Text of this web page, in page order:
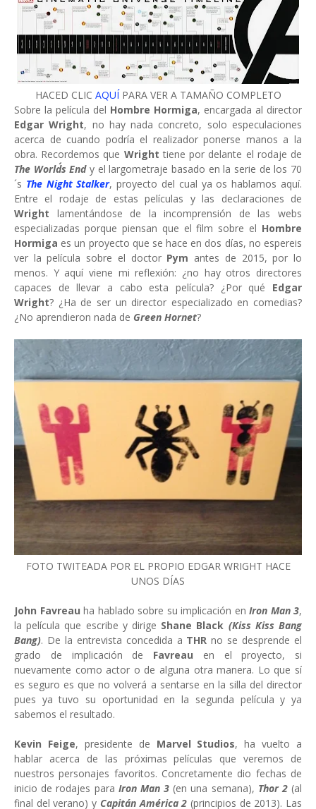
HACED CLIC AQUÍ PARA VER A TAMAÑO COMPLETO
Sobre la película del Hombre Hormiga, encargada al director
Edgar Wright, no hay nada concreto, solo especulaciones
acerca de cuando podría el realizador ponerse manos a la
obra. Recordemos que Wrighttiene por delante el rodaje de
The World´s Endy el largometraje basado en la serie de los 70
´s The Night Stalker, proyecto del cual ya os hablamos aquí.
Entre el rodaje de estas películas y las declaraciones de
Wright lamentándose de la incomprensión de las webs
especializadas porque piensan que el film sobre el Hombre
Hormiga es un proyecto que se hace en dos días, no espereis
ver la película sobre el doctor Pym antes de 2015, por lo
menos. Y aquí viene mi reflexión: ¿no hay otros directores
capaces de llevar a cabo esta película? ¿Por qué Edgar
Wright? ¿Ha de ser un director especializado en comedias?
¿No aprendieron nada de Green Hornet?
FOTO TWITEADA POR EL PROPIO EDGAR WRIGHT HACE
UNOS DÍAS
John Favreau ha hablado sobre su implicación en Iron Man 3,
la película que escribe y dirige Shane Black (Kiss Kiss Bang
Bang). De la entrevista concedida a THRno se desprende el
grado de implicación de Favreau en el proyecto, si
nuevamente como actor o de alguna otra manera. Lo que sí
es seguro es que no volverá a sentarse en la silla del director
pues ya tuvo su oportunidad en la segunda película y ya
sabemos el resultado.
Kevin Feige, presidente de Marvel Studios, ha vuelto a
hablar acerca de las próximas películas que veremos de
nuestros personajes favoritos. Concretamente dio fechas de
inicio de rodajes para Iron Man 3 (en una semana), Thor 2(al
final del verano) y Capitán América 2 (principios de 2013). Las